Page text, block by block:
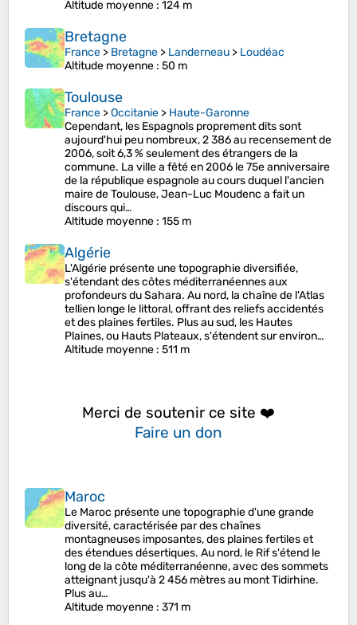
Altitude moyenne : 124 m
Bretagne
France > Bretagne > Landerneau > Loudéac
Altitude moyenne : 50 m
Toulouse
France >Occitanie > Haute-Garonne
Cependant, les Espagnols proprement dits sont
aujourd'hui peu nombreux, 2 386 au recensement de
2006, soit 6,3 % seulement des étrangers de la
commune. La ville a fêté en 2006 le 75e anniversaire
de la république espagnole au cours duquel l'ancien
maire de Toulouse, Jean-Luc Moudenc a fait un
discours qui…
Altitude moyenne : 155 m
Algérie
L'Algérie présente une topographie diversifiée,
s'étendant des côtes méditerranéennes aux
profondeurs du Sahara. Au nord, la chaîne de l'Atlas
tellien longe le littoral, offrant des reliefs accidentés
et des plaines fertiles. Plus au sud, les Hautes
Plaines, ou Hauts Plateaux, s'étendent sur environ…
Altitude moyenne : 511 m
Merci de soutenir ce site ❤️
Faire un don
Maroc
Le Maroc présente une topographie d'une grande
diversité, caractérisée par des chaînes
montagneuses imposantes, des plaines fertiles et
des étendues désertiques. Au nord, le Rif s'étend le
long de la côte méditerranéenne, avec des sommets
atteignant jusqu'à 2 456 mètres au mont Tidirhine.
Plus au…
Altitude moyenne : 371 m